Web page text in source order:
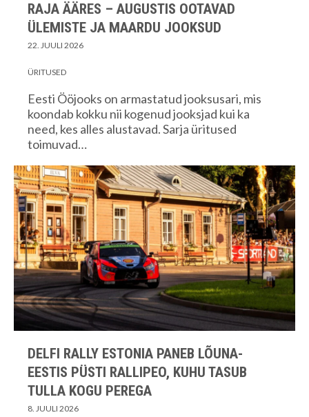
RAJA ÄÄRES – AUGUSTIS OOTAVAD
ÜLEMISTE JA MAARDU JOOKSUD
22. JUULI 2026
ÜRITUSED
Eesti Ööjooks on armastatud jooksusari, mis
koondab kokku nii kogenud jooksjad kui ka
need, kes alles alustavad. Sarja üritused
toimuvad…
DELFI RALLY ESTONIA PANEB LÕUNA-
EESTIS PÜSTI RALLIPEO, KUHU TASUB
TULLA KOGU PEREGA
8. JUULI 2026